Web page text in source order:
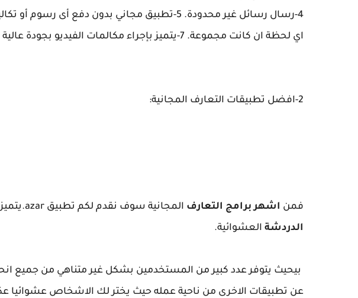
4-رسال رسائل غير محدودة.
5-تطبيق مجاني بدون دفع أى رسوم أو تكاليف.
اي لحظة ان كانت مجموعة. 7-يتميز بإجراء مكالمات الفيديو بجودة عالية الدقة.
2-افضل تطبيقات التعارف المجانية:
فمن اشهر برامج التعارف المجانية سوف نقدم لكم تطبيق azar.يتميز تطبيق أزار من
الدردشة العشوائية.
بيحيث يتوفر عدد كبير من المستخدمين بشكل غير متناهي من جميع
عن تطبيقات الاخرى من ناحية عمله حيث يختر لك الاشخاص عشوائيا